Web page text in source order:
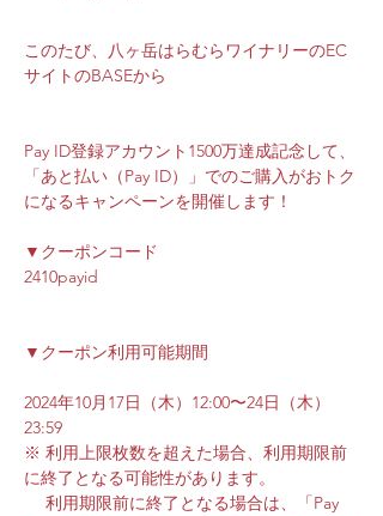
このたび、八ヶ岳はらむらワイナリーのEC
サイトのBASEから
Pay ID登録アカウント1500万達成記念して、
「あと払い（Pay ID）」でのご購入がおトク
になるキャンペーンを開催します！
▼クーポンコード
2410payid
▼クーポン利用可能期間
2024年10月17日（木）12:00〜24日（木）
23:59
※ 利用上限枚数を超えた場合、利用期限前
に終了となる可能性があります。
利用期限前に終了となる場合は、「Pay